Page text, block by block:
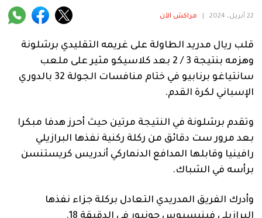
آراء
22 أبريل، 2024 مراكش الآن
قلب ريال مدريد الطاولة على غريمه التقليدي برشلونة
وهزمه بنتيجة 3 / 2 بعد كلاسيكو مثير على ملعب
سانتياغو برنابيو في ختام منافسات الجولة 32 بالدوري
الإسباني لكرة القدم.
وتقدم برشلونة في النتيجة مرتين حيث أحرز هدفا مبكرا
بعد مرور ست دقائق من ركلة ركنية نفذها البرازيلي
رافينيا وقابلها المدافع الدنماركي أندريس كريستنسن
برأسه في الشباك.
وأدرك الفريق المدريدي التعادل بركلة جزاء نفذها